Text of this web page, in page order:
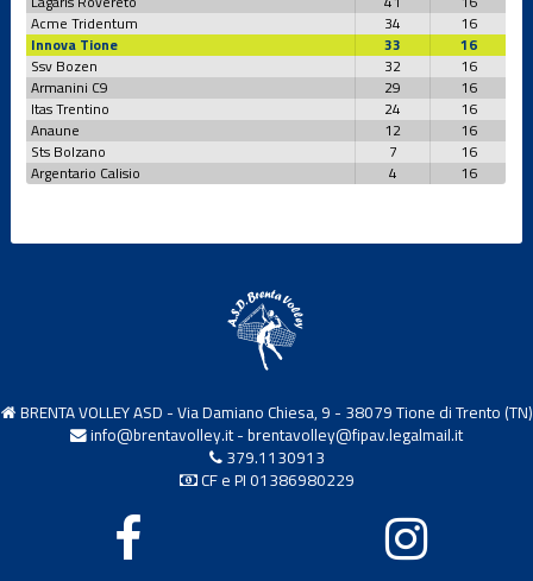
Acme Tridentum
34
16
Innova Tione
33
16
Ssv Bozen
32
16
Armanini C9
29
16
Itas Trentino
24
16
Anaune
12
16
Sts Bolzano
7
16
Argentario Calisio
4 16
BRENTA VOLLEY ASD - Via Damiano Chiesa, 9 - 38079 Tione di Trento (TN)
info@brentavolley.it- brentavolley@fipav.legalmail.it
379.1130913
CF e PI 01386980229